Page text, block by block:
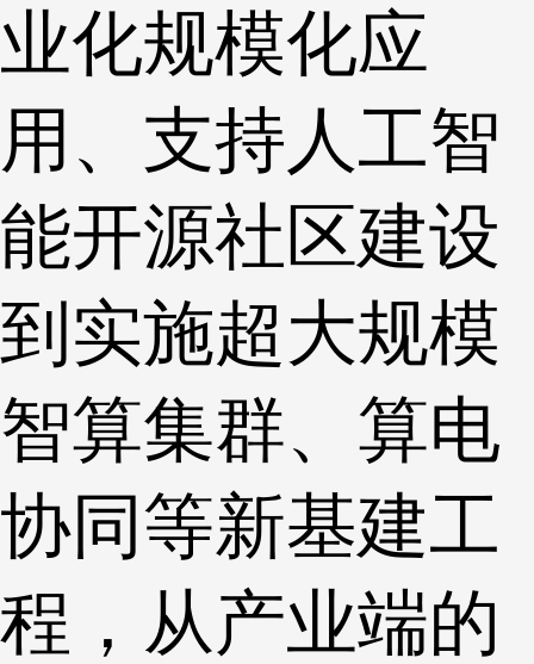
业化规模化应
用、支持人工智
能开源社区建设
到实施超大规模
智算集群、算电
协同等新基建工
程，从产业端的